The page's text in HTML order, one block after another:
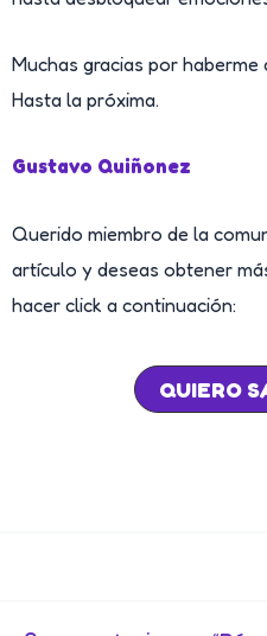
Muchas gracias por haberme
Hasta la próxima.
Gustavo Quiñonez
Querido miembro de la
artículo y deseas obtener
hacer click a continuación:
QUIERO